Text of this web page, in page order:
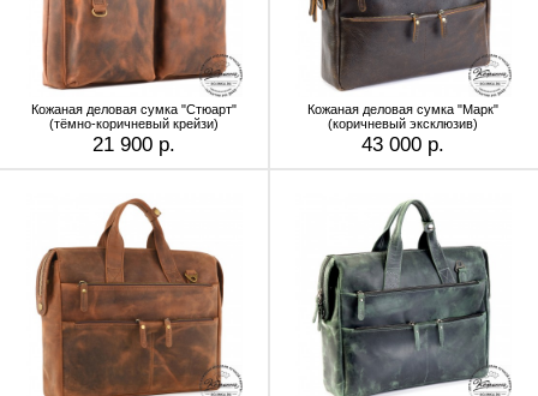
Кожаная деловая сумка "Стюарт"
(тёмно-коричневый крейзи)
21 900 р.
Кожаная деловая сумка "Марк"
(коричневый эксклюзив)
43 000 р.